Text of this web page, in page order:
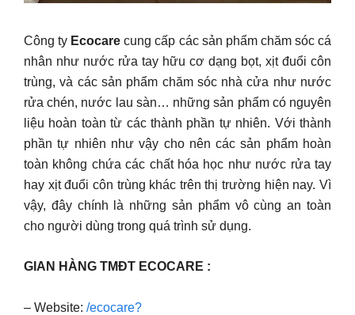
Công ty Ecocare cung cấp các sản phẩm chăm sóc cá
nhân như nước rửa tay hữu cơ dạng bọt, xịt đuổi côn
trùng, và các sản phẩm chăm sóc nhà cửa như nước
rửa chén, nước lau sàn… những sản phẩm có nguyên
liệu hoàn toàn từ các thành phần tự nhiên. Với thành
phần tự nhiên như vậy cho nên các sản phẩm hoàn
toàn không chứa các chất hóa học như nước rửa tay
hay xịt đuổi côn trùng khác trên thị trường hiện nay. Vì
vậy, đây chính là những sản phẩm vô cùng an toàn
cho người dùng trong quá trình sử dụng.
GIAN HÀNG TMĐT ECOCARE :
– Website: /ecocare?